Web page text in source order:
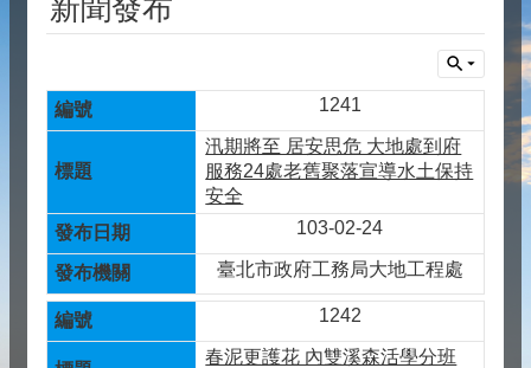
新聞發布
1241
汛期將至 居安思危 大地處到府
服務24處老舊聚落宣導水土保持
安全
103-02-24
臺北市政府工務局大地工程處
1242
春泥更護花 內雙溪森活學分班